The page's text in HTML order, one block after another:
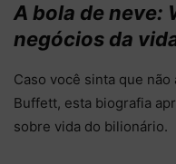
A bola de neve:
negócios da
Caso você sinta que
Buffett, esta biografia
sobre vida do bilionário.